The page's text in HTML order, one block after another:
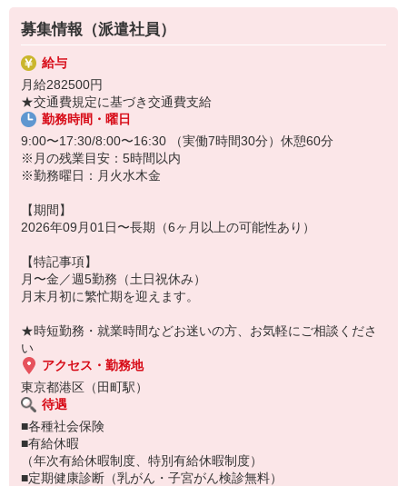
＊マニュアルや資料の修正入力
＊請求処理
＊データベースの照会
★おすすめポイント★
◎8月中旬以降のお仕事 スタート日相談可能♪
◎田町駅直結・三田駅利用OK
◎残業ほぼなし
◎同じフロアにコンビニ・休憩室あり♪♪
◎未経験歓迎
（お仕事番号：600117143101）
募集情報（派遣社員）
給与
月給282500円
★交通費規定に基づき交通費支給
勤務時間・曜日
9:00〜17:30/8:00〜16:30 （実働7時間30分）休憩60分
※月の残業目安：5時間以内
※勤務曜日：月火水木金
【期間】
2026年09月01日〜長期（6ヶ月以上の可能性あり）
【特記事項】
月〜金／週5勤務（土日祝休み）
月末月初に繁忙期を迎えます。
★時短勤務・就業時間などお迷いの方、お気軽にご相談くださ
い
アクセス・勤務地
東京都港区（田町駅）
待遇
■各種社会保険
■有給休暇
（年次有給休暇制度、特別有給休暇制度）
■定期健康診断（乳がん・子宮がん検診無料）